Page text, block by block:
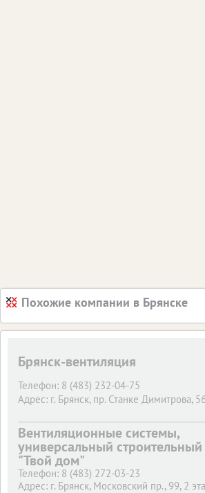
Похожие компании в Брянске
Брянск-вентиляция
Телефон: 8 (483) 232-04-75
Адрес: г. Брянск, пр. Станке Димитрова,
Вентиляционные системы,
универсальный
"Твой дом"
Телефон: 8 (483) 272-03-23
Адрес: г. Брянск, Московский пр., 99, 2